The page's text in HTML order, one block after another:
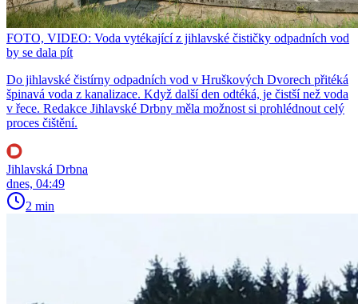
FOTO, VIDEO: Voda vytékající z jihlavské čističky odpadních vod
by se dala pít
Do jihlavské čistírny odpadních vod v Hruškových Dvorech přitéká
špinavá voda z kanalizace. Když další den odtéká, je čistší než voda
v řece. Redakce Jihlavské Drbny měla možnost si prohlédnout celý
proces čištění.
Jihlavská Drbna
dnes, 04:49
2 min